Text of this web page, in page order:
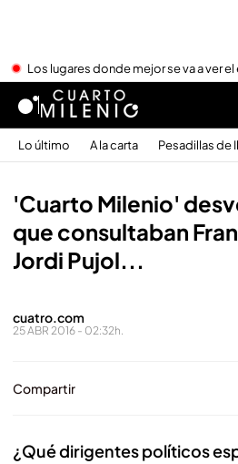
Los lugares donde mejor se va a ver
Lo último A la carta Pesadillas de
'Cuarto Milenio'
que consultaban
Jordi Pujol...
cuatro.com
25 ABR 2016 - 02:32h.
Compartir
¿Qué dirigentes políticos